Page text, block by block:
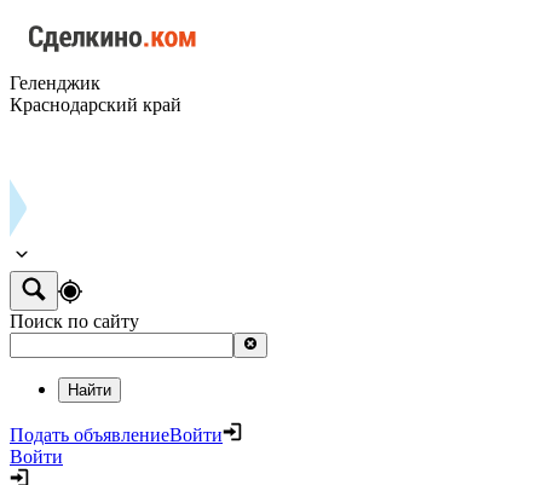
Геленджик
Краснодарский край
Поиск по сайту
Найти
Подать объявлениеВойти
Войти